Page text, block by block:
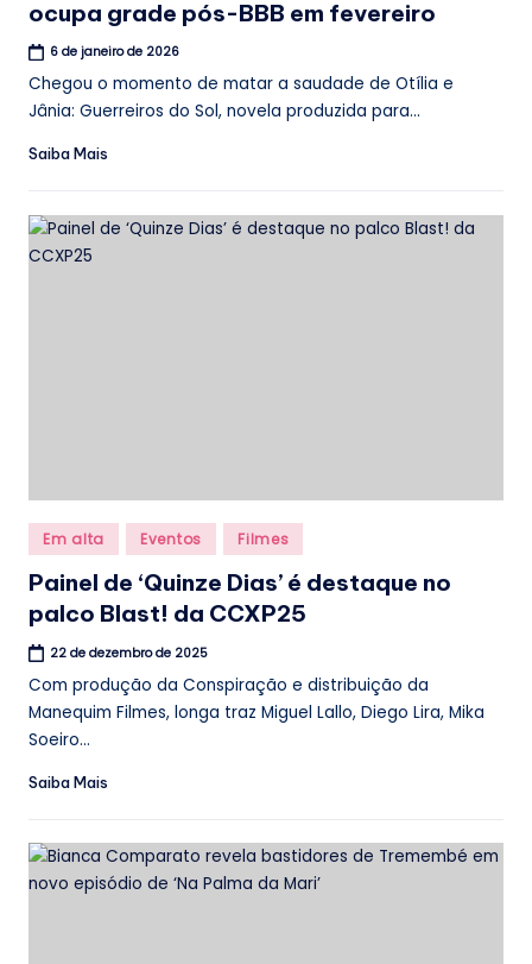
ocupa grade pós-BBB em fevereiro
6 de janeiro de 2026
Chegou o momento de matar a saudade de Otília e
Jânia: Guerreiros do Sol, novela produzida para...
Saiba Mais
Posted
in
Em alta Eventos Filmes
Painel de ‘Quinze Dias’ é destaque no
palco Blast! da CCXP25
22 de dezembro de 2025
Com produção da Conspiração e distribuição da
Manequim Filmes, longa traz Miguel Lallo, Diego Lira, Mika
Soeiro...
Saiba Mais